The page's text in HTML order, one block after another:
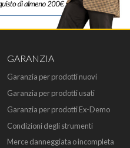
GARANZIA
Garanzia per prodotti nuovi
Garanzia per prodotti usati
Garanzia per prodotti Ex-Demo
Condizioni degli strumenti
Merce danneggiata o incompleta